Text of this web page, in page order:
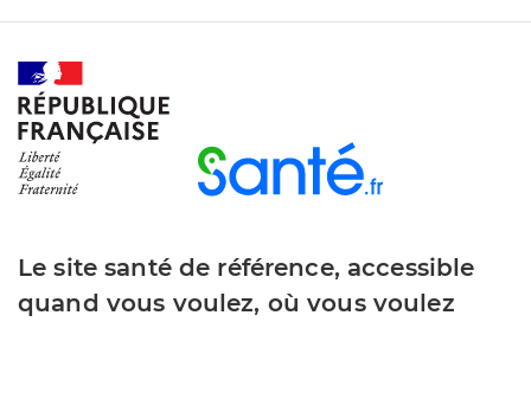
Le site santé de référence, accessible
quand vous voulez, où vous voulez